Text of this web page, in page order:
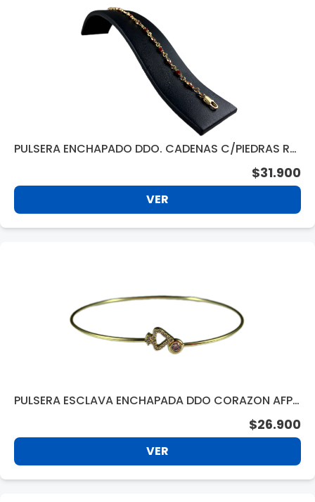
PULSERA ENCHAPADO DDO. CADENAS C/PIEDRAS RO
$31.900
VER
PULSERA ESCLAVA ENCHAPADA DDO CORAZON AFPU
$26.900
VER